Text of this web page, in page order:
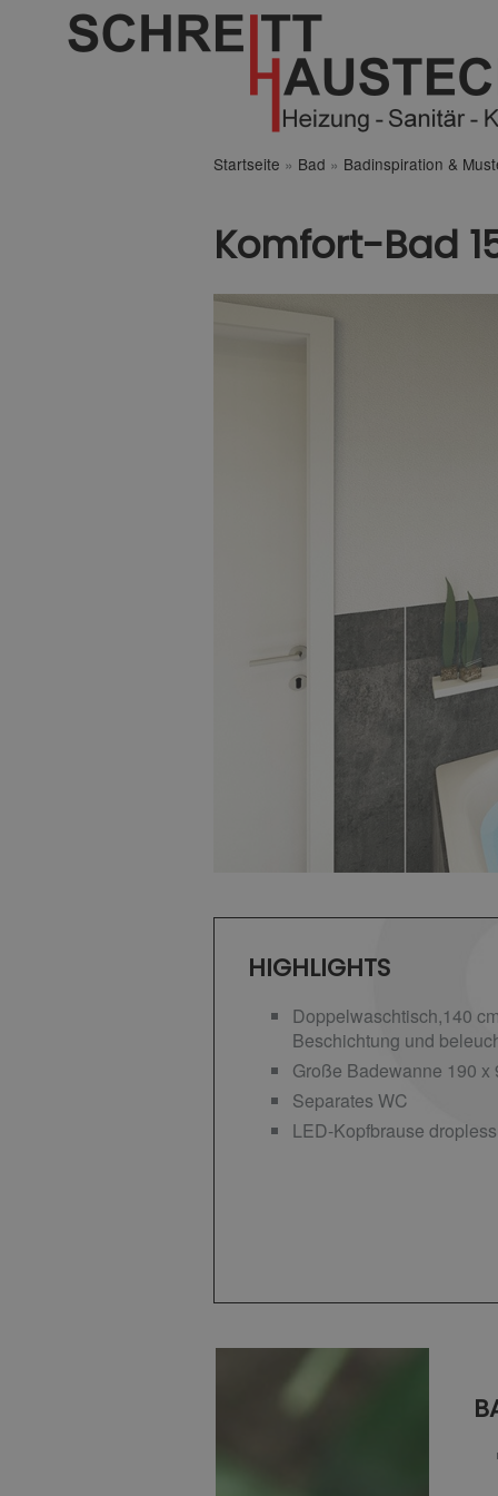
Startseite » Bad » Badinspiration &
Komfort-Bad
HIGHLIGHTS
Doppelwaschtisch,140
Beschichtung und
Große Badewanne 190 x
Separates WC
LED-Kopfbrause